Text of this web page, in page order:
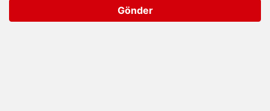
Gönder